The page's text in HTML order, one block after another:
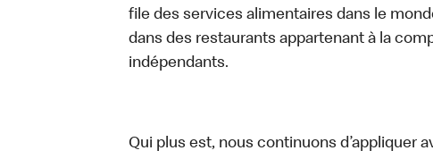
file des services alimentaires dans le
dans des restaurants appartenant à la
indépendants.
Qui plus est, nous continuons d’appliquer